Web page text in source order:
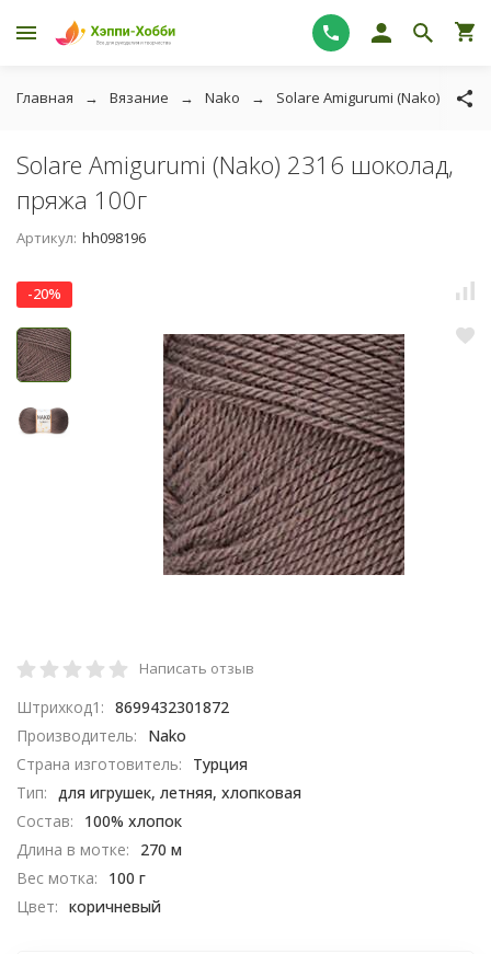
Главная Вязание Nako Solare Amigurumi (Nako)
Solare Amigurumi (Nako) 2316 шоколад,
пряжа 100г
Артикул: hh098196
-20%
Написать отзыв
Штрихкод1: 8699432301872
Производитель:
Nako
Страна изготовитель:
Турция
Тип: для игрушек, летняя, хлопковая
Состав:
100% хлопок
Длина в мотке:
270 м
Вес мотка:
100 г
Цвет: коричневый